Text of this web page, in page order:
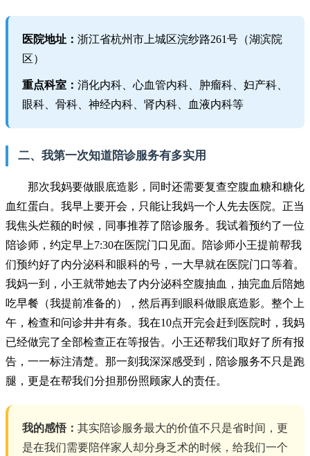
医院地址： 浙江省杭州市上城区浣纱路261号（湖滨院
区）
重点科室： 消化内科、心血管内科、肿瘤科、妇产科、
眼科、骨科、神经内科、肾内科、血液内科等
二、我第一次知道陪诊服务有多实用
那次我妈要做眼底造影，同时还需要复查空腹血糖和糖化
血红蛋白。我早上要开会，只能让我妈一个人先去医院。正当
我焦头烂额的时候，同事推荐了陪诊服务。我试着预约了一位
陪诊师，约定早上7:30在医院门口见面。陪诊师小王提前帮我
们预约好了内分泌科和眼科的号，一大早就在医院门口等着。
我妈一到，小王就带她去了内分泌科空腹抽血，抽完血后陪她
吃早餐（我提前准备的），然后再到眼科做眼底造影。整个上
午，检查和问诊井井有条。我在10点开完会赶到医院时，我妈
已经做完了全部检查正在等报告。小王还帮我们取好了所有报
告，一一标注清楚。那一刻我深深感受到，陪诊服务不只是跑
腿，更是在帮我们分担那份照顾家人的责任。
我的感悟： 其实陪诊服务最大的价值不只是省时间，更
是在我们需要陪伴家人却分身乏术的时候，给我们一个